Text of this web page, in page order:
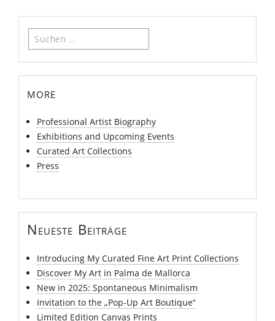
Suchen
nach:
more
Professional Artist Biography
Exhibitions and Upcoming Events
Curated Art Collections
Press
Neueste Beiträge
Introducing My Curated Fine Art Print Collections
Discover My Art in Palma de Mallorca
New in 2025: Spontaneous Minimalism
Invitation to the „Pop-Up Art Boutique“
Limited Edition Canvas Prints